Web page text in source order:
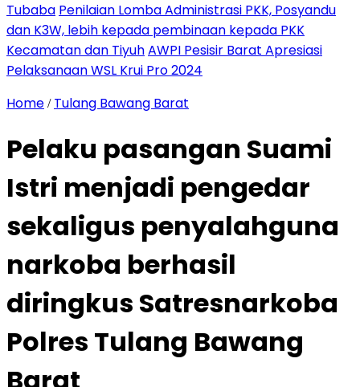
Tubaba Penilaian Lomba Administrasi PKK, Posyandu
dan K3W, lebih kepada pembinaan kepada PKK
Kecamatan dan TiyuhAWPI Pesisir Barat Apresiasi
Pelaksanaan WSL Krui Pro 2024
Home / Tulang Bawang Barat
Pelaku pasangan Suami
Istri menjadi pengedar
sekaligus penyalahguna
narkoba berhasil
diringkus Satresnarkoba
Polres Tulang Bawang